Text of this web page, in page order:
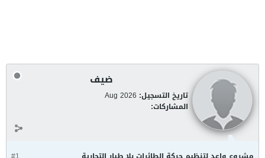
ضيف
تاريخ التسجيل: Aug 2026
المشاركات: